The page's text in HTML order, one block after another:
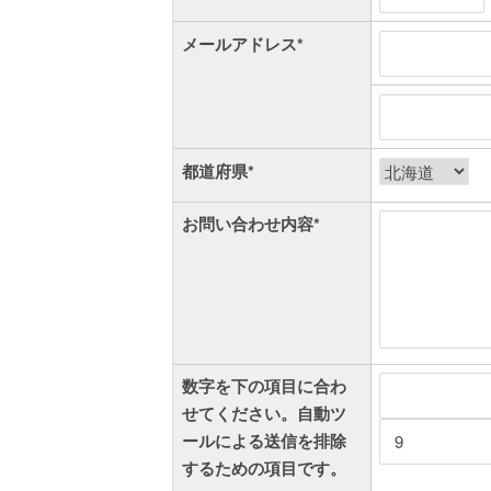
メールアドレス*
都道府県*
お問い合わせ内容*
数字を下の項目に合わ
せてください。自動ツ
ールによる送信を排除
するための項目です。